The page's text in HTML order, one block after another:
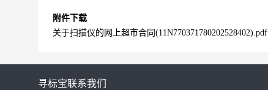
附件下载
关于扫描仪的网上超市合同(11N770371780202528402).pdf
寻标宝联系我们